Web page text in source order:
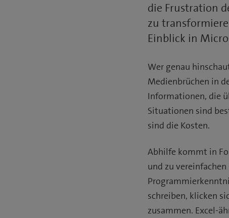
die Frustration
zu
Einblick in
Wer genau
Medienbrüchen in
Informationen, die
Situationen sind
sind die Kosten.
Abhilfe kommt in
und zu
schreiben, klicken
zusammen. Excel-